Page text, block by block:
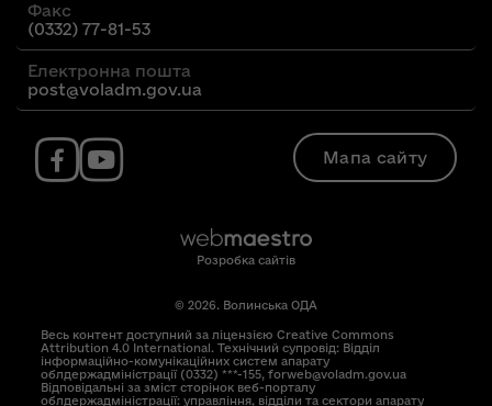
Факс
(0332) 77-81-53
Електронна пошта
post@voladm.gov.ua
Мапа сайту
Розробка сайтів
© 2026. Волинська ОДА
Весь контент доступний за ліцензією Creative Commons
Attribution 4.0 International. Технічний супровід: Відділ
інформаційно-комунікаційних систем апарату
облдержадміністрації (0332) ***-155, forweb@voladm.gov.ua
Відповідальні за зміст сторінок веб-порталу
облдержадміністрації: управління, відділи та сектори апарату